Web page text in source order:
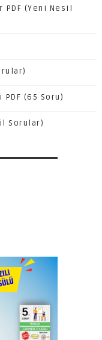
PDF (Yeni Nesil
(65 Soru)
Sorular)